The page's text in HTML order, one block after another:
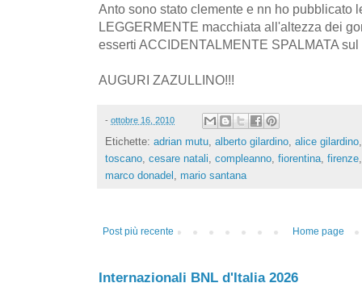
Anto sono stato clemente e nn ho pubblicato
LEGGERMENTE macchiata all'altezza dei
esserti ACCIDENTALMENTE SPALMATA
AUGURI ZAZULLINO!!!
- ottobre 16, 2010
Etichette: adrian mutu, alberto gilardino, alice gilardino
toscano, cesare natali, compleanno, fiorentina, firenze
marco donadel , mario santana
Post più recente Home page
Internazionali BNL d'Italia 2026